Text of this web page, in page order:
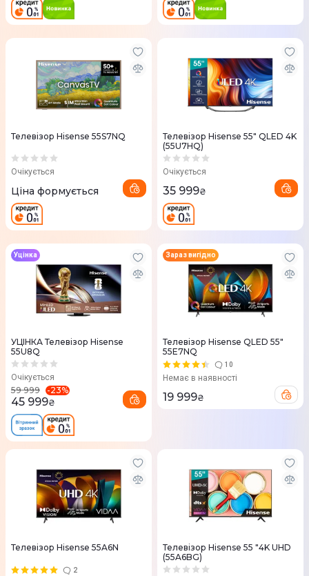
Телевізор Hisense 55S7NQ
Очікується
Ціна формується
Телевізор Hisense 55" QLED 4K
(55U7HQ)
Очікується
35 999₴
УЦІНКА Телевізор Hisense
55U8Q
Очікується
Уцінка
59 999 -23%
45 999₴
Телевізор Hisense QLED 55"
55E7NQ
10
Немає в наявності
Зараз вигідно
19 999₴
Телевізор Hisense 55A6N
2
Телевізор Hisense 55 "4K UHD
(55A6BG)